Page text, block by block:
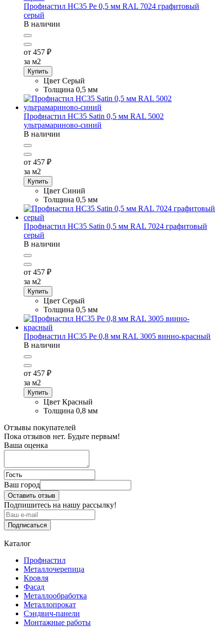
Профнастил НС35 Pe 0,5 мм RAL 7024 графитовый
серый
В наличии
от 457 ₽
за м2
Купить
Цвет Серый
Толщина 0,5 мм
Профнастил НС35 Satin 0,5 мм RAL 5002
ультрамариново-синий
В наличии
от 457 ₽
за м2
Купить
Цвет Синий
Толщина 0,5 мм
Профнастил НС35 Satin 0,5 мм RAL 7024 графитовый
серый
В наличии
от 457 ₽
за м2
Купить
Цвет Серый
Толщина 0,5 мм
Профнастил НС35 Pe 0,8 мм RAL 3005 винно-красный
В наличии
от 457 ₽
за м2
Купить
Цвет Красный
Толщина 0,8 мм
Отзывы покупателей
Пока отзывов нет. Будьте первым!
Ваша оценка
Ваш город
Оставить отзыв
Подпишитесь на нашу рассылку!
Подписаться
Каталог
Профнастил
Металлочерепица
Кровля
Фасад
Металлообработка
Металлопрокат
Сэндвич-панели
Монтажные работы